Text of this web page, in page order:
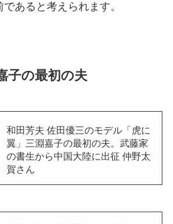
あると考えられます。
子の最初の夫
和田芳夫 佐田優三のモデル「虎に
翼」三淵嘉子の最初の夫。武藤家
の書生から中国大陸に出征 仲野太
賀さん